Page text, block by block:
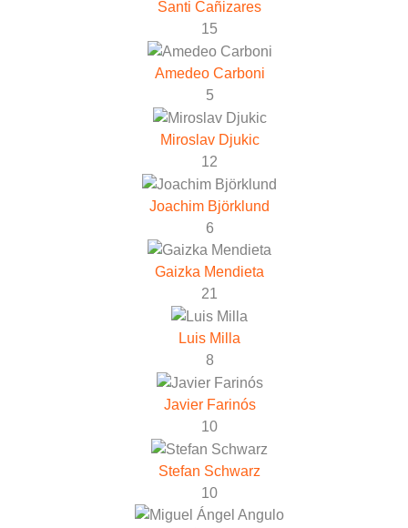
Santi Cañizares
15
Amedeo Carboni
5
Miroslav Djukic
12
Joachim Björklund
6
Gaizka Mendieta
21
Luis Milla
8
Javier Farinós
10
Stefan Schwarz
10